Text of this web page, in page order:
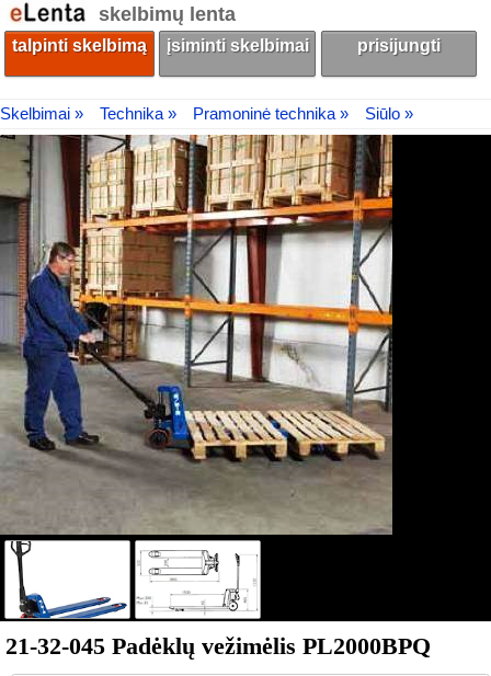
skelbimų lenta
talpinti skelbimą įsiminti skelbimai prisijungti
Skelbimai » Technika » Pramoninė technika » Siūlo »
21-32-045 Padėklų vežimėlis PL2000BPQ